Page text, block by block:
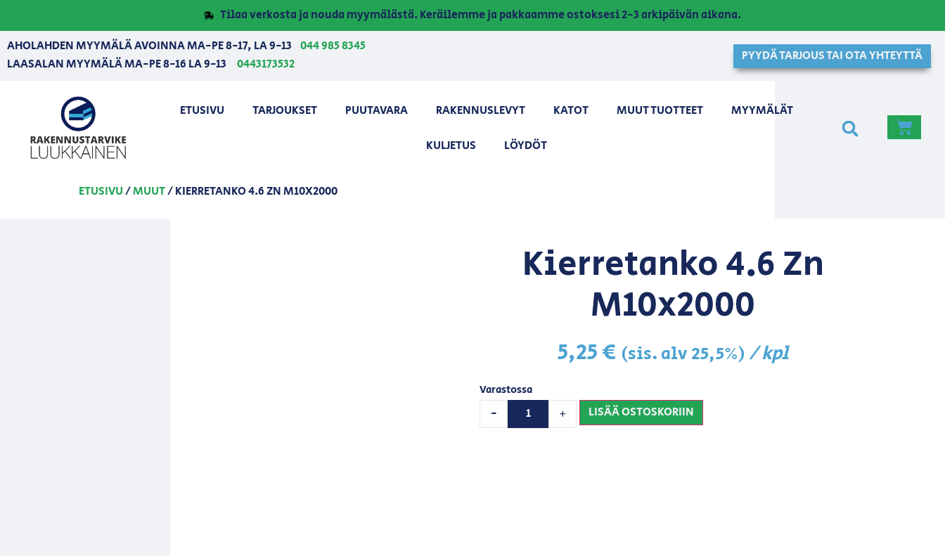
Tilaa verkosta ja nouda myymälästä. Keräilemme ja pakkaamme ostoksesi 2-3 arkipäivän aikana.
AHOLAHDEN MYYMÄLÄ AVOINNA MA-PE 8-17, LA 9-13 044 985 8345
LAASALAN MYYMÄLÄ MA-PE 8-16 LA 9-13
0443173532
PYYDÄ TARJOUS TAI OTA YHTEYTTÄ
ETUSIVU TARJOUKSET PUUTAVARA RAKENNUSLEVYT KATOT MUUT TUOTTEET MYYMÄLÄT
KULJETUS LÖYDÖT
ETUSIVU/MUUT/ KIERRETANKO 4.6 ZN M10X2000
Kierretanko 4.6 Zn
M10x2000
5,25€ (sis. alv 25,5%)/ kpl
Varastossa
- + LISÄÄ OSTOSKORIIN